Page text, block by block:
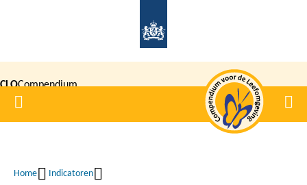
inhoud
gaan
CLOCompendium
voor de
Home
Home Indicatoren